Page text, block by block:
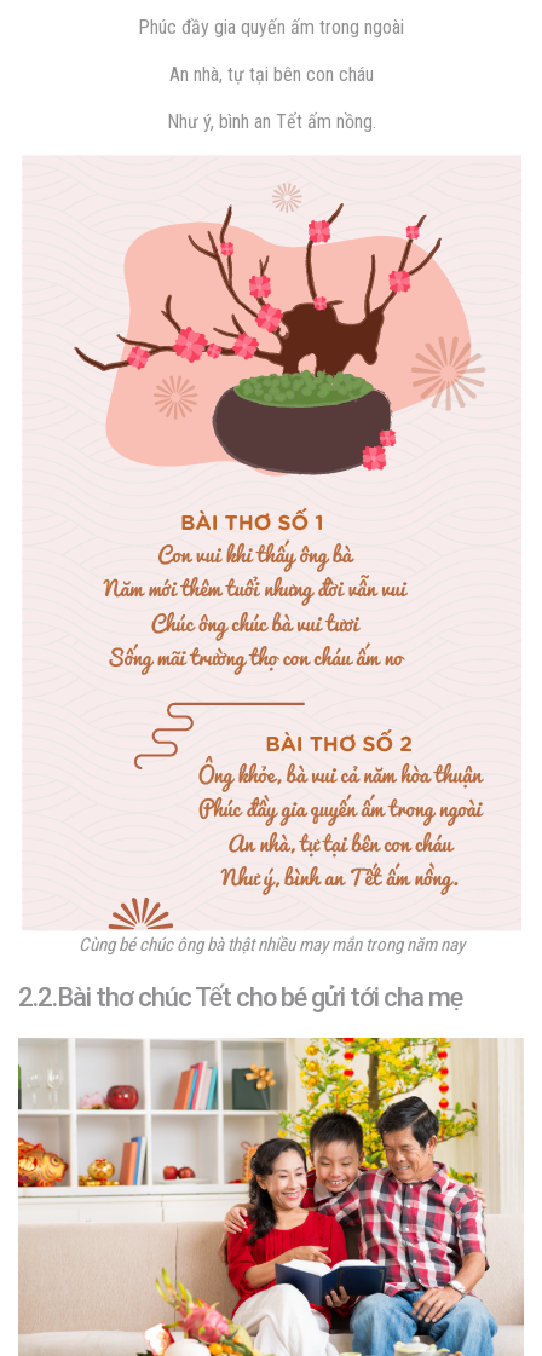
Phúc đầy gia quyến ấm trong ngoài
An nhà, tự tại bên con cháu
Như ý, bình an Tết ấm nồng.
Cùng bé chúc ông bà thật nhiều may mắn trong năm nay
2.2.Bài thơ chúc Tết cho bé gửi tới cha mẹ